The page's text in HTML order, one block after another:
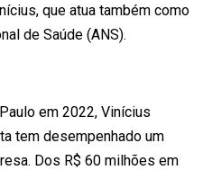
que atua também como
de Saúde (ANS).
em 2022, Vinícius
tem desempenhado um
Dos R$ 60 milhões em